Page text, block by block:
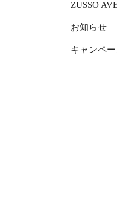
ZUSSO
お知らせ
キャンペー